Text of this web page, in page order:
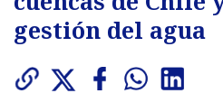
gestión del agua